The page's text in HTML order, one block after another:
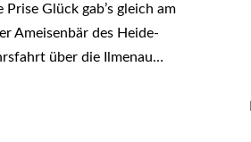
Glück gab’s gleich am
Ameisenbär des Heide-
über die Ilmenau…